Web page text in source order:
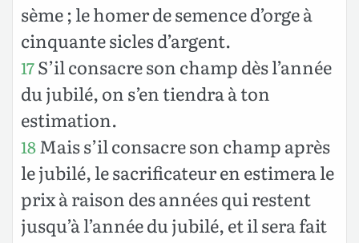
sème ; le homer de semence d’orge à
cinquante sicles d’argent.
17S’il consacre son champ dès l’année
du jubilé, on s’en tiendra à ton
estimation.
18Mais s’il consacre son champ après
le jubilé, le sacrificateur en estimera le
prix à raison des années qui restent
jusqu’à l’année du jubilé, et il sera fait